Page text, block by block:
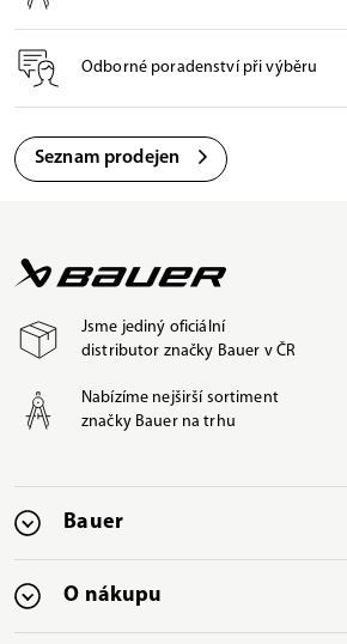
Odborné poradenství při výběru
Seznam prodejen
Jsme jediný oficiální
distributor značky Bauer v ČR
Nabízíme nejširší sortiment
značky Bauer na trhu
Bauer
O nákupu